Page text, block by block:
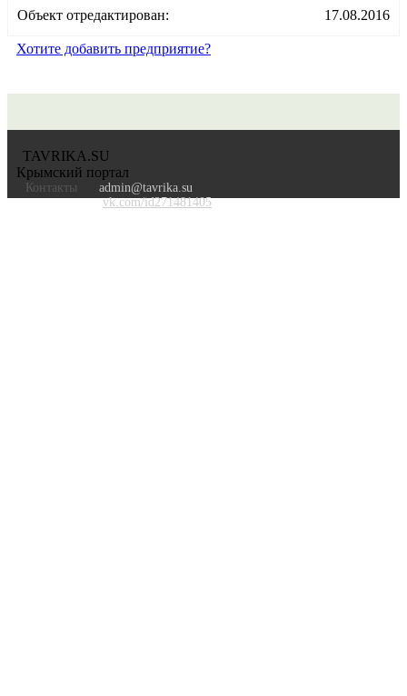
Объект отредактирован: 17.08.2016
Хотите добавить предприятие?
TAVRIKA.SU
Крымский портал
Контакты
admin@tavrika.su
vk.com/id271481405